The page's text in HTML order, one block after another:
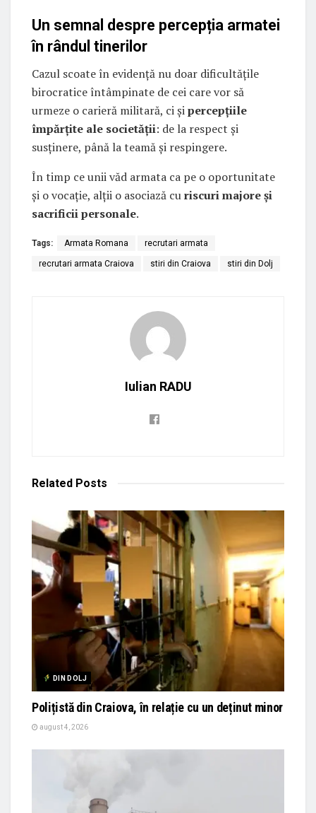
Un semnal despre percepția armatei
în rândul tinerilor
Cazul scoate în evidență nu doar dificultățile
birocratice întâmpinate de cei care vor să
urmeze o carieră militară, ci șipercepțiile
împărțite ale societății: de la respect și
susținere, până la teamă și respingere.
În timp ce unii văd armata ca pe o oportunitate
și o vocație, alții o asociază curiscuri majore și
sacrificii personale.
Tags: Armata Romana recrutari armata
recrutari armata Craiova stiri din Craiova stiri din Dolj
Iulian RADU
Related Posts
DIN DOLJ
Polițistă din Craiova, în relație cu un deținut minor
august 4, 2026